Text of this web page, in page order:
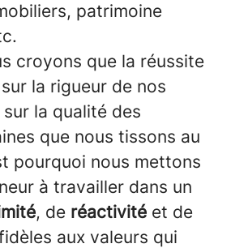
patrimoine
croyons que la réussite
la rigueur de nos
la qualité des
que nous tissons au
pourquoi nous mettons
à travailler dans un
, de réactivité et de
aux valeurs qui